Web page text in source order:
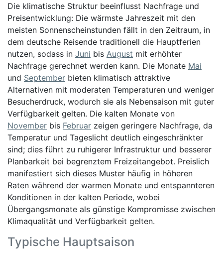
Die klimatische Struktur beeinflusst Nachfrage und
Preisentwicklung: Die wärmste Jahreszeit mit den
meisten Sonnenscheinstunden fällt in den Zeitraum, in
dem deutsche Reisende traditionell die Hauptferien
nutzen, sodass in Juni bis August mit erhöhter
Nachfrage gerechnet werden kann. Die Monate Mai
und September bieten klimatisch attraktive
Alternativen mit moderaten Temperaturen und weniger
Besucherdruck, wodurch sie als Nebensaison mit guter
Verfügbarkeit gelten. Die kalten Monate von
November bis Februar zeigen geringere Nachfrage, da
Temperatur und Tageslicht deutlich eingeschränkter
sind; dies führt zu ruhigerer Infrastruktur und besserer
Planbarkeit bei begrenztem Freizeitangebot. Preislich
manifestiert sich dieses Muster häufig in höheren
Raten während der warmen Monate und entspannteren
Konditionen in der kalten Periode, wobei
Übergangsmonate als günstige Kompromisse zwischen
Klimaqualität und Verfügbarkeit gelten.
Typische Hauptsaison